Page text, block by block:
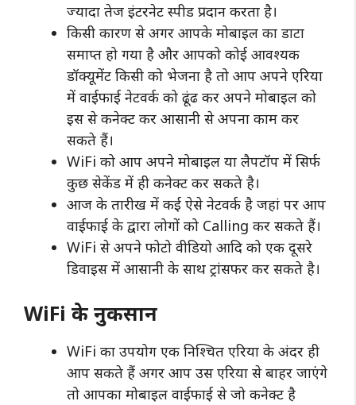
ज्यादा तेज इंटरनेट स्पीड प्रदान करता है।
किसी कारण से अगर आपके मोबाइल का डाटा
समाप्त हो गया है और आपको कोई आवश्यक
डॉक्यूमेंट किसी को भेजना है तो आप अपने एरिया
में वाईफाई नेटवर्क को ढूंढ कर अपने मोबाइल को
इस से कनेक्ट कर आसानी से अपना काम कर
सकते हैं।
WiFi को आप अपने मोबाइल या लैपटॉप में सिर्फ
कुछ सेकेंड में ही कनेक्ट कर सकते है।
आज के तारीख में कई ऐसे नेटवर्क है जहां पर आप
वाईफाई के द्वारा लोगों को Calling कर सकते हैं।
WiFi से अपने फोटो वीडियो आदि को एक दूसरे
डिवाइस में आसानी के साथ ट्रांसफर कर सकते है।
WiFi के नुकसान
WiFi का उपयोग एक निश्चित एरिया के अंदर ही
आप सकते हैं अगर आप उस एरिया से बाहर जाएंगे
तो आपका मोबाइल वाईफाई से जो कनेक्ट है